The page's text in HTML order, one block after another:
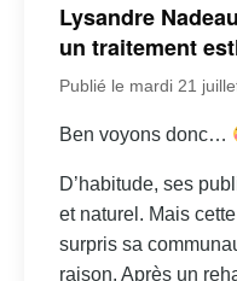
Lysandre
un traitement
Publié le mardi 21
Ben voyons donc…
D’habitude, ses
et naturel. Mais
surpris sa
raison. Après un